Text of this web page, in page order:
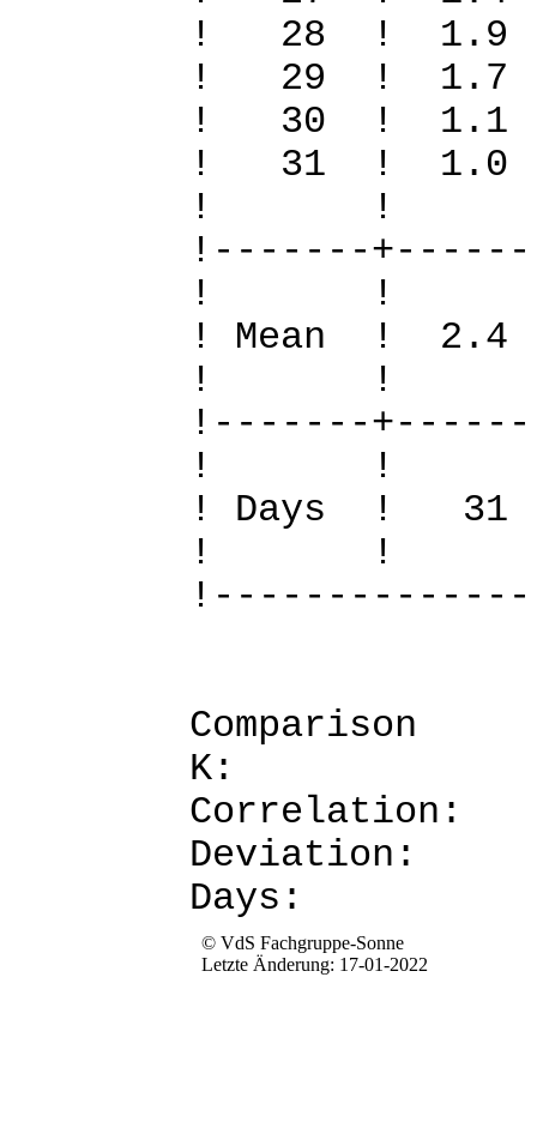
! 28 !
! 29 !
! 30 !
! 31 !
!
!-------
!
! Mean !
!
!-------
!
! Days
!
K:
© VdS Fachgruppe-Sonne
Letzte Änderung: 17-01-2022